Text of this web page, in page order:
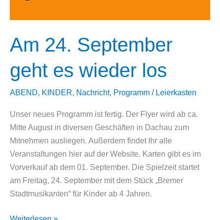
Am 24. September
geht es wieder los
ABEND, KINDER, Nachricht, Programm / Leierkasten
Unser neues Programm ist fertig. Der Flyer wird ab ca.
Mitte August in diversen Geschäften in Dachau zum
Mitnehmen ausliegen. Außerdem findet Ihr alle
Veranstaltungen hier auf der Website. Karten gibt es im
Vorverkauf ab dem 01. September. Die Spielzeit startet
am Freitag, 24. September mit dem Stück „Bremer
Stadtmusikanten“ für Kinder ab 4 Jahren.